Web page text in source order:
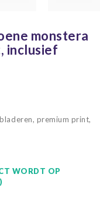
monstera
inclusief
premium print,
WORDT OP